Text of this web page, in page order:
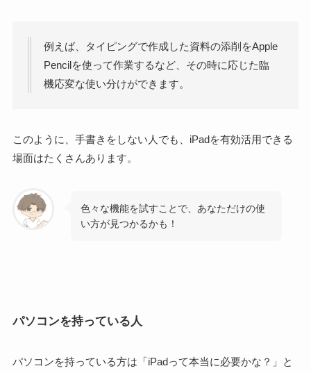
例えば、タイピングで作成した資料の添削をApple
Pencilを使って作業するなど、その時に応じた臨
機応変な使い分けができます。
このように、手書きをしない人でも、iPadを有効活用できる
場面はたくさんあります。
色々な機能を試すことで、あなただけの使
い方が見つかるかも！
パソコンを持っている人
パソコンを持っている方は 「iPadって本当に必要かな？」
と